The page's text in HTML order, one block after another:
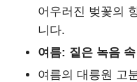
어우러진 벚꽃의
니다.
여름: 짙은 녹음
여름의 대릉원 고